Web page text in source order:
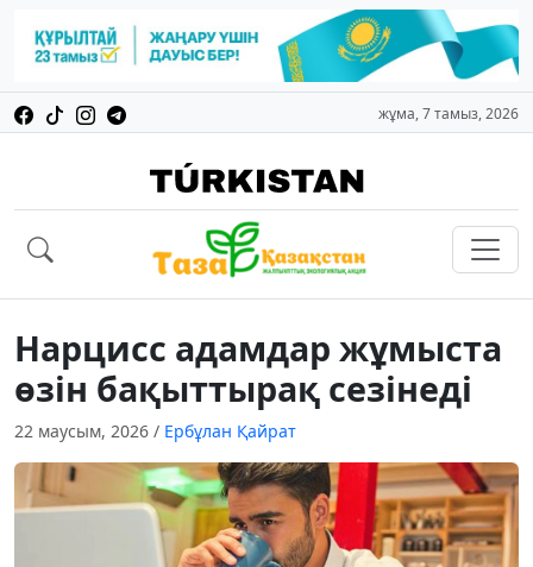
жұма, 7 тамыз, 2026
Нарцисс адамдар жұмыста
өзін бақыттырақ сезінеді
22 маусым, 2026 / Ербұлан Қайрат